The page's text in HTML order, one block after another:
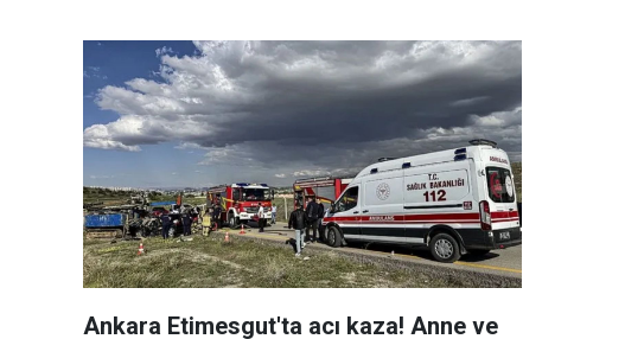
Ankara Etimesgut'ta acı kaza! Anne ve